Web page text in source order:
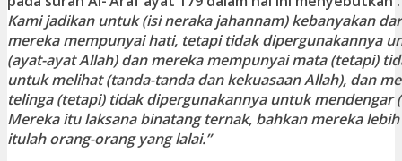
Kami jadikan untuk (isi neraka jahannam) kebanyakan
mereka mempunyai hati, tetapi tidak dipergunakannya
(ayat-ayat Allah) dan mereka mempunyai mata (tetapi)
untuk melihat (tanda-tanda dan kekuasaan Allah), dan
telinga (tetapi) tidak dipergunakannya untuk mendengar
Mereka itu laksana binatang ternak, bahkan mereka
itulah orang-orang yang lalai.”